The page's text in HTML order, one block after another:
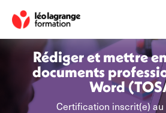
Rédiger et mettre
documents
Word
Certification inscrit(e) au